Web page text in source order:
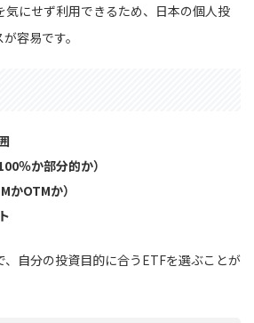
気にせず利用できるため、日本の個人投
容易です。
％か部分的か）
かOTMか）
、自分の投資目的に合うETFを選ぶことが